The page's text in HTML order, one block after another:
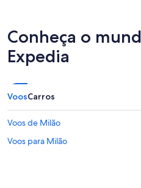
Conheça o
Expedia
VoosCarros
Voos de Milão
Voos para Milão